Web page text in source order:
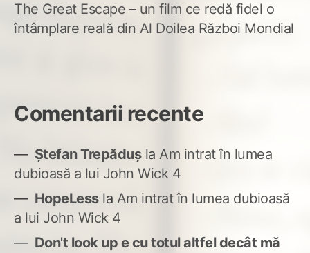
The Great Escape – un film ce redă fidel o
întâmplare reală din Al Doilea Război Mondial
Comentarii recente
Ștefan Trepădușla Am intrat în lumea
dubioasă a lui John Wick 4
HopeLessla Am intrat în lumea dubioasă
a lui John Wick 4
Don't look up e cu totul altfel decât mă